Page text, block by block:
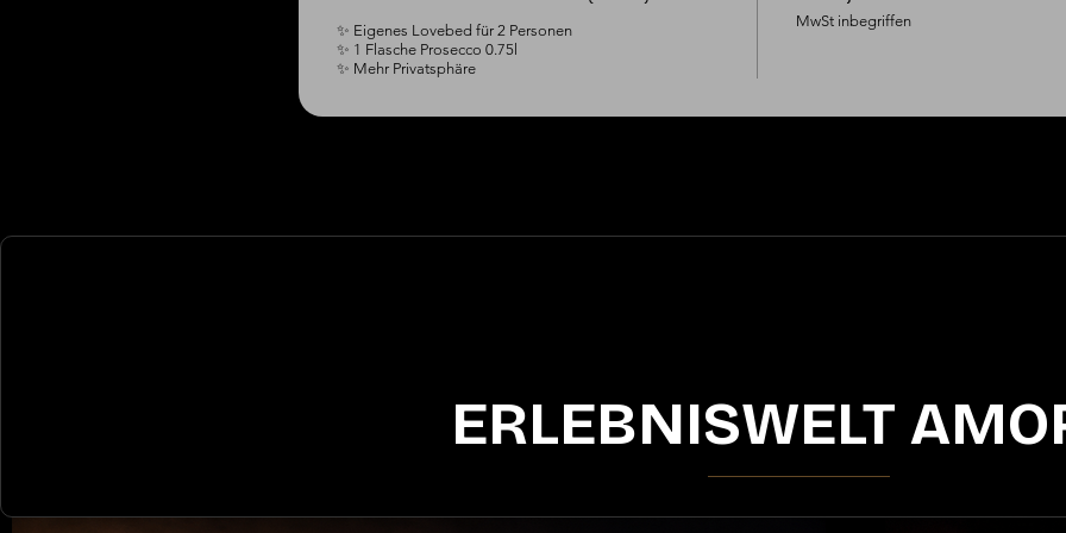
✨ Eigenes Lovebed für 2 Personen
✨ 1 Flasche Prosecco 0.75l
✨ Mehr Privatsphäre
MwSt inbegriffen
ERLEBNISWELT